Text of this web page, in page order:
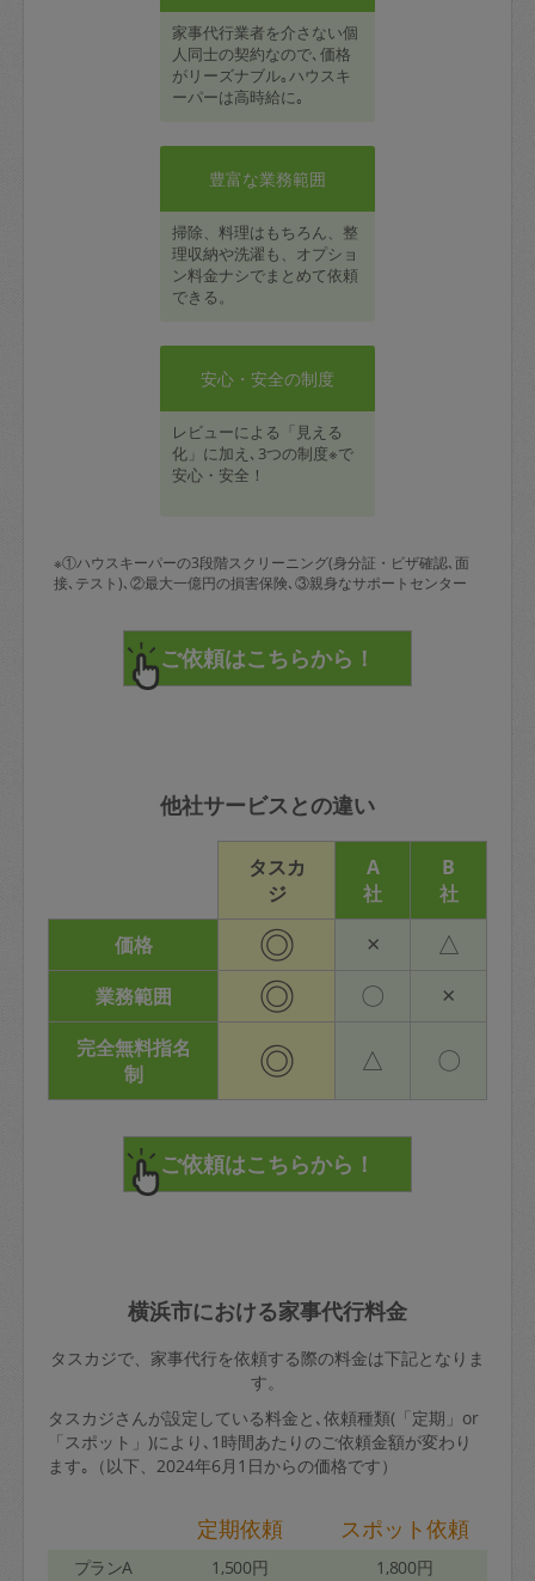
家事代行業者を介さない個
人同士の契約なので､価格
がリーズナブル｡ハウスキ
ーパーは高時給に｡
豊富な業務範囲
掃除、料理はもちろん、整
理収納や洗濯も、オプショ
ン料金ナシでまとめて依頼
できる。
安心・安全の制度
レビューによる「見える
化」に加え､3つの制度※で
安心・安全！
※①ハウスキーパーの3段階スクリーニング(身分証・ビザ確認､面
接､テスト)､②最大一億円の損害保険､③親身なサポートセンター
他社サービスとの違い
タスカ
ジ
A
社
B
社
価格
◎ × △
業務範囲 ◎ 〇 ×
完全無料指名
制
◎ △ 〇
横浜市における家事代行料金
タスカジで、家事代行を依頼する際の料金は下記となりま
す。
タスカジさんが設定している料金と､依頼種類(「定期」or
「スポット」)により､1時間あたりのご依頼金額が変わり
ます｡（以下、2024年6月1日からの価格です）
定期依頼 スポット依頼
プランA 1,500円 1,800円